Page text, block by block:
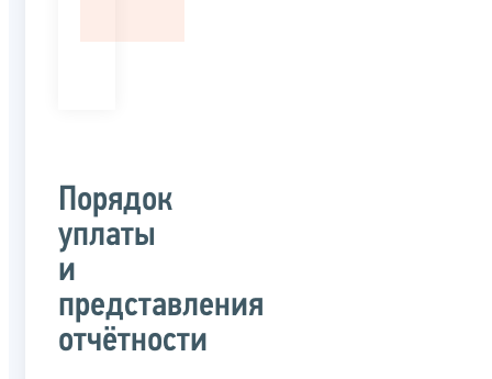
Порядок
уплаты
и
представления
отчётности